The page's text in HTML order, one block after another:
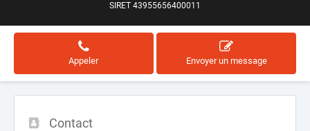
SIRET 43955656400011
Appeler Envoyer un message
Contact